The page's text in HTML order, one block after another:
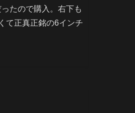
たので購入。右下も
て正真正銘の6インチ